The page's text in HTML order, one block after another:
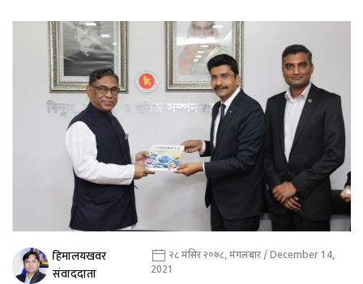
हिमालयखवर
संवाददाता
२८ मंसिर २०७८, मंगलबार / December 14,
2021